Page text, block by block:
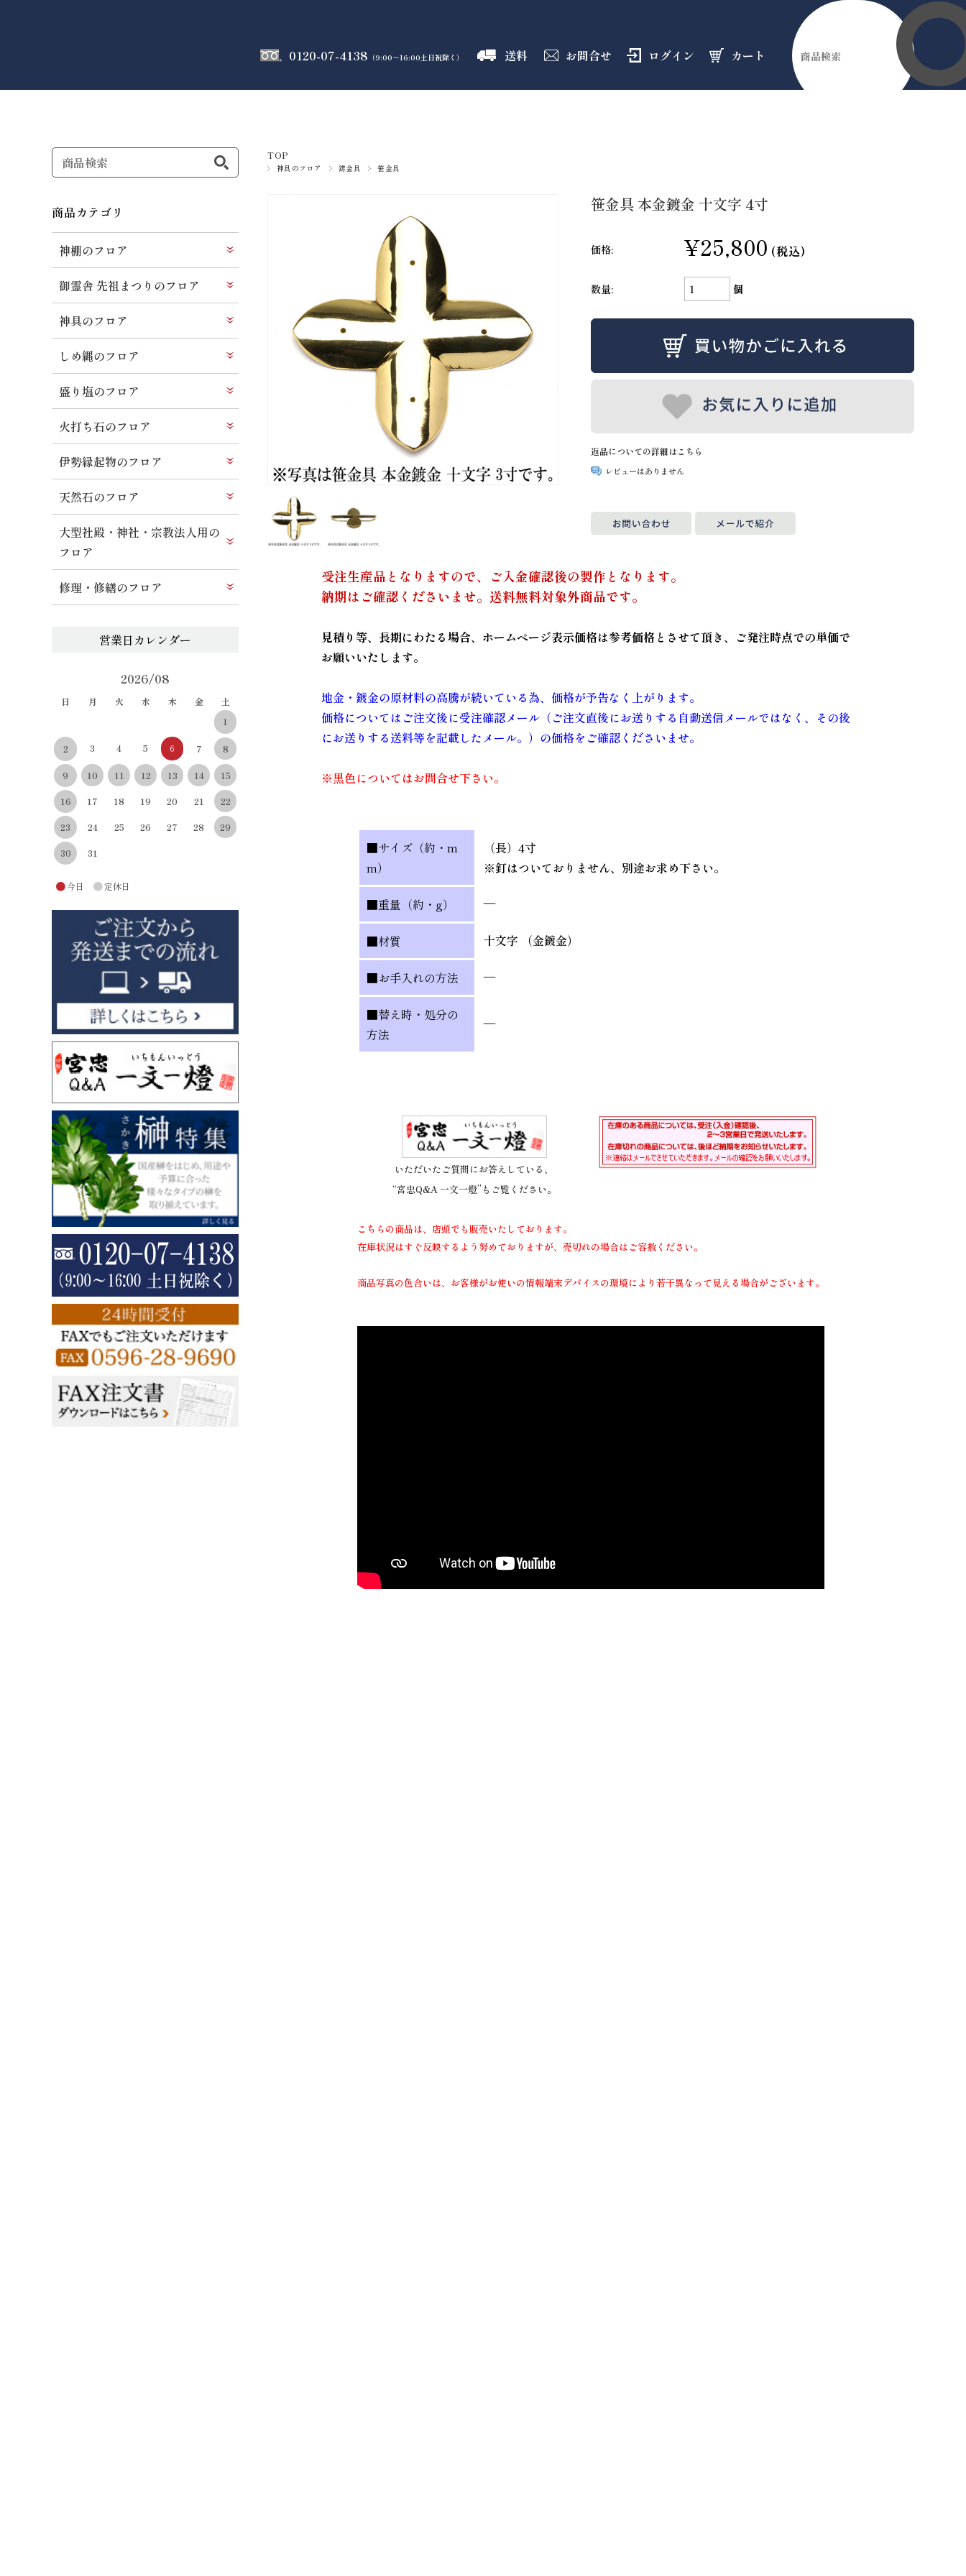
0120-07-4138 （9:00～16:00土日祝除く） 送料 お問合せ ログイン カート
TOP
神具のフロア 錺金具 笹金具
笹金具 本金鍍金 十文字 4寸
価格: ¥25,800 (税込)
数量: 個
返品についての詳細はこちら
レビューはありません
受注生産品となりますので、ご入金確認後の製作となります。
納期はご確認くださいませ。送料無料対象外商品です。
見積り等、長期にわたる場合、ホームページ表示価格は参考価格とさせて頂き、ご発注時点での単価で
お願いいたします。
地金・鍍金の原材料の高騰が続いている為、価格が予告なく上がります。
価格についてはご注文後に受注確認メール（ご注文直後にお送りする自動送信メールではなく、その後
にお送りする送料等を記載したメール。）の価格をご確認くださいませ。
※黒色についてはお問合せ下さい。
■サイズ（約・m
m）
（長）4寸
※釘はついておりません、別途お求め下さい。
■重量（約・g） —
■材質 十文字 （金鍍金）
■お手入れの方法 —
■替え時・処分の
方法
—
いただいたご質問にお答えしている、
“宮忠Q&A 一文一燈”もご覧ください。
こちらの商品は、店頭でも販売いたしております。
在庫状況はすぐ反映するよう努めておりますが、売切れの場合はご容赦ください。
商品写真の色合いは、お客様がお使いの情報端末デバイスの環境により若干異なって見える場合がございます。
商品カテゴリ
神棚のフロア
御霊舎 先祖まつりのフロア
神具のフロア
しめ縄のフロア
盛り塩のフロア
火打ち石のフロア
伊勢縁起物のフロア
天然石のフロア
大型社殿・神社・宗教法人用の
フロア
修理・修繕のフロア
2026/08
日 月 火 水 木 金
土
1
2 3 4 5 6 7 8
9 10 11 12 13 14 15
16 17 18 19 20 21 22
23 24 25 26 27 28 29
30 31
●今日 ●定休日